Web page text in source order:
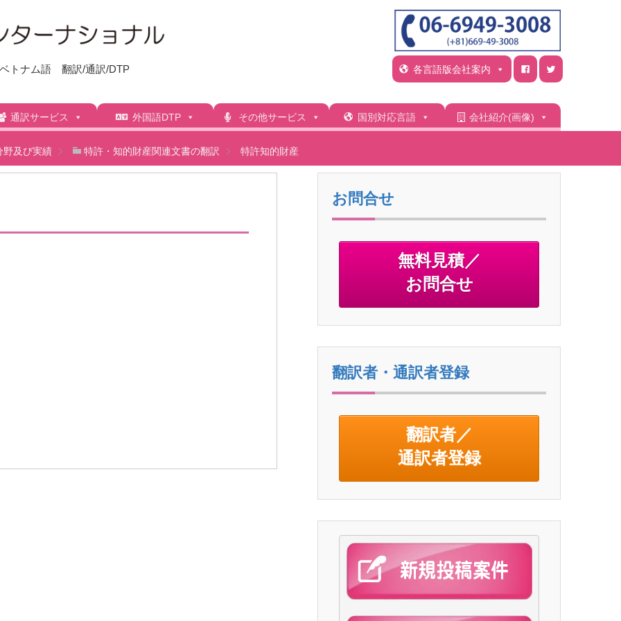
トナム語 翻訳/通訳/DTP 各言語版会社案内
通訳サービス 外国語DTP その他サービス 国別対応言語 会社紹介(画像)
野及び実績 特許・知的財産関連文書の翻訳 特許知的財産
お問合せ
無料見積／
お問合せ
翻訳者・通訳者登録
翻訳者／
通訳者登録